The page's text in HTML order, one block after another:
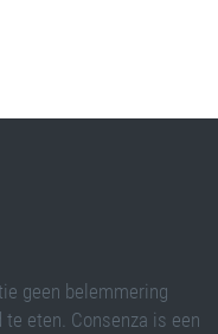
geen belemmering
eten. Consenza is een